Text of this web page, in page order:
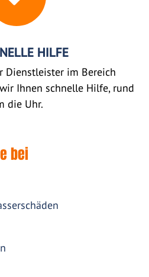
HILFE
Dienstleister im Bereich
Ihnen schnelle Hilfe, rund
die Uhr.
bei